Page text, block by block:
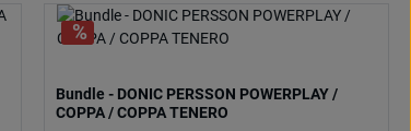
Bundle - DONIC PERSSON POWERPLAY /
COPPA / COPPA TENERO